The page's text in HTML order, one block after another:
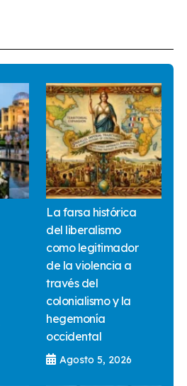
La farsa histórica
del liberalismo
como legitimador
de la violencia a
través del
colonialismo y la
hegemonía
occidental
Agosto 5, 2026